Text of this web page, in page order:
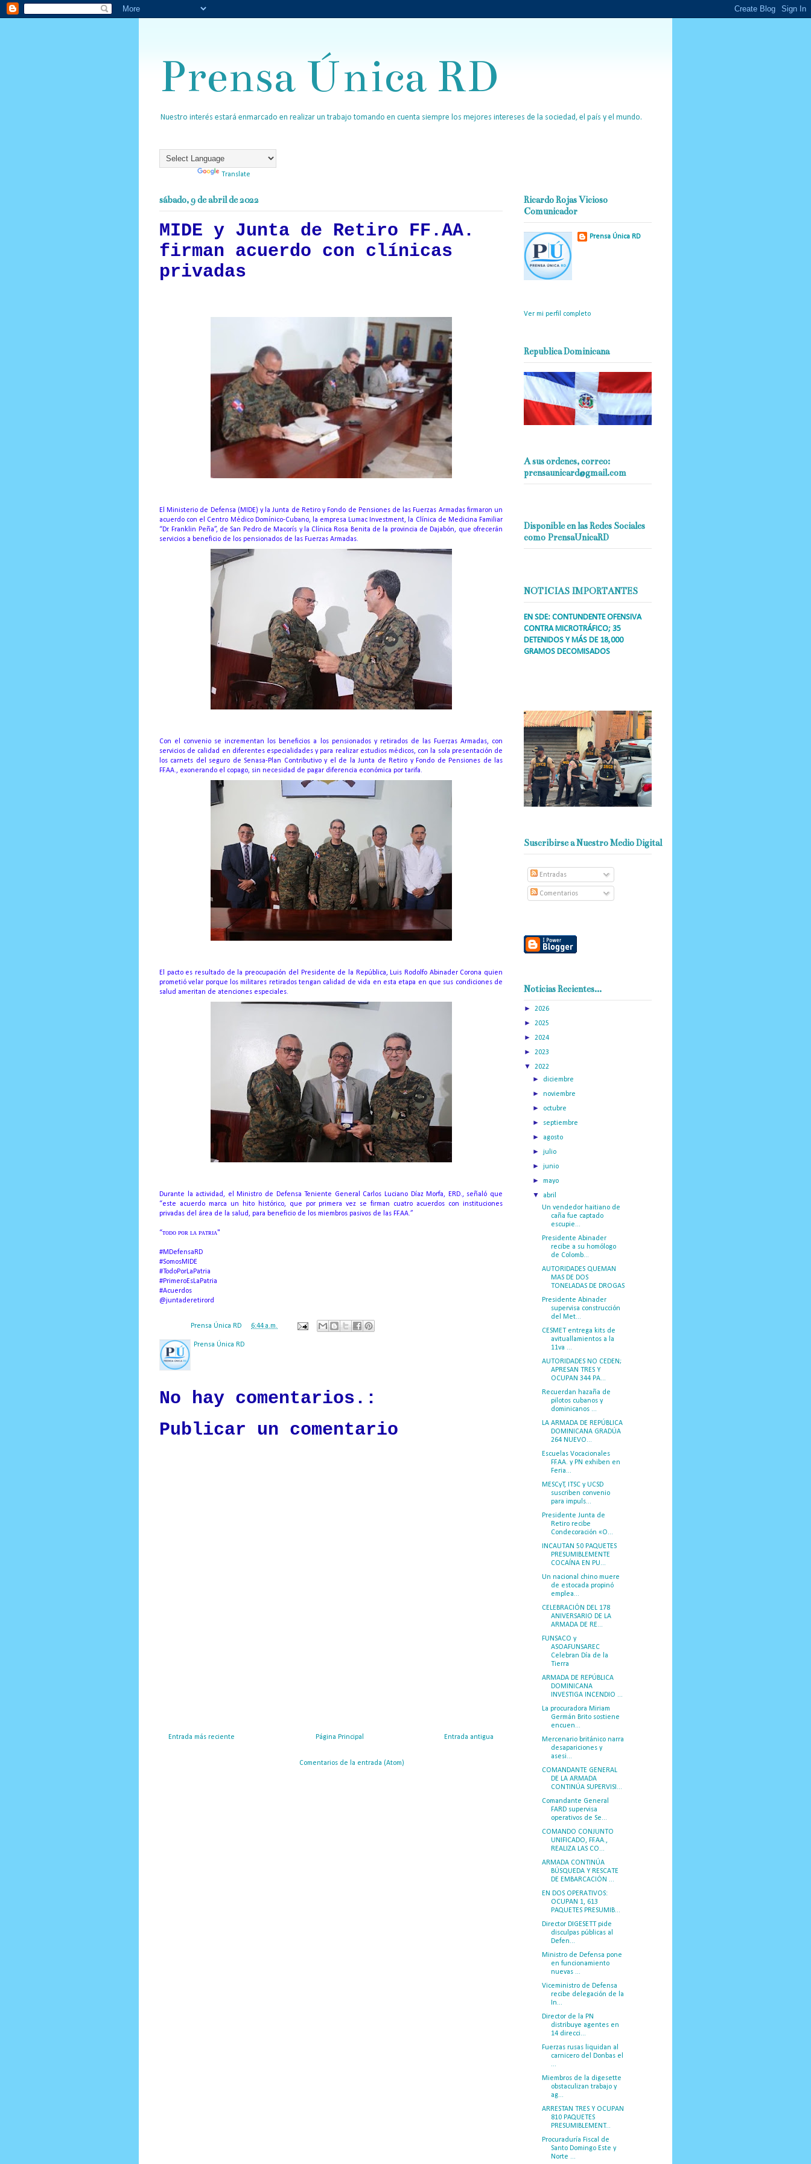
Prensa Única RD
Nuestro interés estará enmarcado en realizar un trabajo tomando en cuenta siempre los mejores intereses de la sociedad, el país y el mundo.
Translate
sábado, 9 de abril de 2022
MIDE y Junta de Retiro FF.AA.
firman acuerdo con clínicas
privadas
El Ministerio de Defensa (MIDE) y la Junta de Retiro y Fondo de Pensiones de las Fuerzas Armadas firmaron un
acuerdo con el Centro Médico Domínico-Cubano, la empresa Lumac Investment, la Clínica de Medicina Familiar
“Dr. Franklin Peña”, de San Pedro de Macorís y la Clínica Rosa Benita de la provincia de Dajabón, que ofrecerán
servicios a beneficio de los pensionados de las Fuerzas Armadas.
Con el convenio se incrementan los beneficios a los pensionados y retirados de las Fuerzas Armadas, con
servicios de calidad en diferentes especialidades y para realizar estudios médicos, con la sola presentación de
los carnets del seguro de Senasa-Plan Contributivo y el de la Junta de Retiro y Fondo de Pensiones de las
FF.AA., exonerando el copago, sin necesidad de pagar diferencia económica por tarifa.
El pacto es resultado de la preocupación del Presidente de la República, Luis Rodolfo Abinader Corona quien
prometió velar porque los militares retirados tengan calidad de vida en esta etapa en que sus condiciones de
salud ameritan de atenciones especiales.
Durante la actividad, el Ministro de Defensa Teniente General Carlos Luciano Díaz Morfa, ERD., señaló que
“este acuerdo marca un hito histórico, que por primera vez se firman cuatro acuerdos con instituciones
privadas del área de la salud, para beneficio de los miembros pasivos de las FF.AA.”
“ᴛᴏᴅᴏ ᴘᴏʀ ʟᴀ ᴘᴀᴛʀɪᴀ"
#MDefensaRD
#SomosMIDE
#TodoPorLaPatria
#PrimeroEsLaPatria
#Acuerdos
@juntaderetirord
Prensa Única RD 6:44 a.m.
Prensa Única RD
No hay comentarios.:
Publicar un comentario
Entrada más reciente Entrada antigua
Página Principal
Comentarios de la entrada (Atom)
Ricardo Rojas Vicioso
Comunicador
Prensa Única RD
Ver mi perfil completo
Republica Dominicana
A sus ordenes, correo:
prensaunicard@gmail.com
Disponible en las Redes Sociales
como PrensaUnicaRD
NOTICIAS IMPORTANTES
EN SDE: CONTUNDENTE OFENSIVA
CONTRA MICROTRÁFICO; 35
DETENIDOS Y MÁS DE 18,000
GRAMOS DECOMISADOS
Suscribirse a Nuestro Medio Digital
Entradas
Comentarios
Noticias Recientes...
► 2026
► 2025
► 2024
► 2023
▼ 2022
► diciembre
►noviembre
► octubre
► septiembre
► agosto
►julio
►junio
►mayo
▼ abril
Un vendedor haitiano de
caña fue captado
escupie...
Presidente Abinader
recibe a su homólogo
de Colomb...
AUTORIDADES QUEMAN
MAS DE DOS
TONELADAS DE DROGAS
Presidente Abinader
supervisa construcción
del Met...
CESMET entrega kits de
avituallamientos a la
11va ...
AUTORIDADES NO CEDEN;
APRESAN TRES Y
OCUPAN 344 PA...
Recuerdan hazaña de
pilotos cubanos y
dominicanos ...
LA ARMADA DE REPÚBLICA
DOMINICANA GRADÚA
264 NUEVO...
Escuelas Vocacionales
FF.AA. y PN exhiben en
Feria...
MESCyT, ITSC y UCSD
suscriben convenio
para impuls...
Presidente Junta de
Retiro recibe
Condecoración «O...
INCAUTAN 50 PAQUETES
PRESUMIBLEMENTE
COCAÍNA EN PU...
Un nacional chino muere
de estocada propinó
emplea...
CELEBRACIÓN DEL 178
ANIVERSARIO DE LA
ARMADA DE RE...
FUNSACO y
ASOAFUNSAREC
Celebran Día de la
Tierra
ARMADA DE REPÚBLICA
DOMINICANA
INVESTIGA INCENDIO ...
La procuradora Miriam
Germán Brito sostiene
encuen...
Mercenario británico narra
desapariciones y
asesi...
COMANDANTE GENERAL
DE LA ARMADA
CONTINÚA SUPERVISI...
Comandante General
FARD supervisa
operativos de Se...
COMANDO CONJUNTO
UNIFICADO, FF.AA.,
REALIZA LAS CO...
ARMADA CONTINÚA
BÚSQUEDA Y RESCATE
DE EMBARCACIÓN ...
EN DOS OPERATIVOS:
OCUPAN 1, 613
PAQUETES PRESUMIB...
Director DIGESETT pide
disculpas públicas al
Defen...
Ministro de Defensa pone
en funcionamiento
nuevas ...
Viceministro de Defensa
recibe delegación de la
In...
Director de la PN
distribuye agentes en
14 direcci...
Fuerzas rusas liquidan al
carnicero del Donbas el
...
Miembros de la digesette
obstaculizan trabajo y
ag...
ARRESTAN TRES Y OCUPAN
810 PAQUETES
PRESUMIBLEMENT...
Procuraduría Fiscal de
Santo Domingo Este y
Norte ...